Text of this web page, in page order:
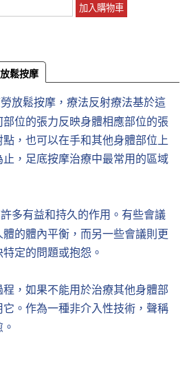
鬆按摩
放鬆按摩，療法反射療法基於這
位的張力反映身體相應部位的張
，也可以在手和其他身體部位上
，足底按摩治療中最常用的區域
多有益和持久的作用。有些會議
的體內平衡，而另一些會議則更
定的問題或抱怨。
，如果不能用於治療其他身體部
。作為一種非介入性技術，聲稱